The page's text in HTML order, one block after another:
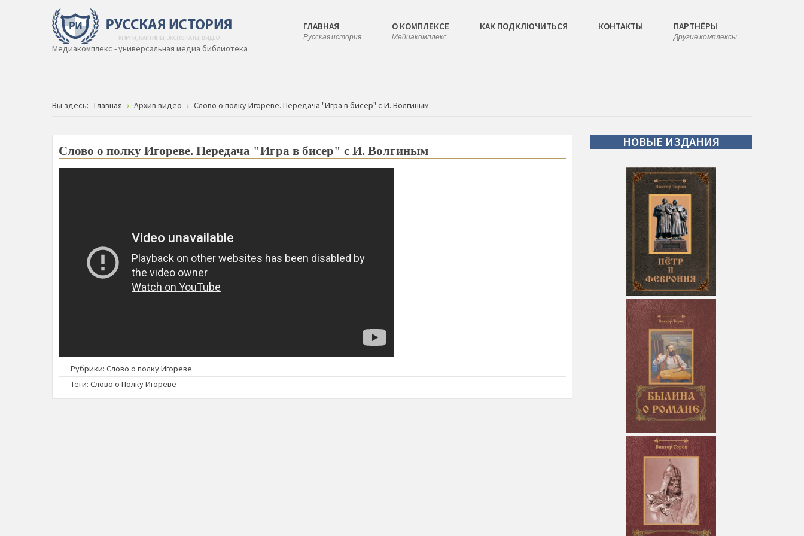
Медиакомплекс - универсальная медиа библиотека
ГЛАВНАЯ
Русская история
О КОМПЛЕКСЕ
Медиакомплекс
КАК ПОДКЛЮЧИТЬСЯ КОНТАКТЫ ПАРТНЁРЫ
Другие комплексы
Вы здесь: Главная Архив видео Слово о полку Игореве. Передача "Игра в бисер" с И. Волгиным
Слово о полку Игореве. Передача "Игра в бисер" с И. Волгиным
Рубрики: Слово о полку Игореве
Теги: Слово о Полку Игореве
НОВЫЕ ИЗДАНИЯ